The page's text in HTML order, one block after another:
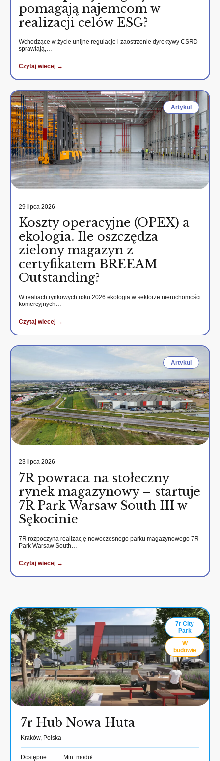
pomagają najemcom w
realizacji celów ESG?
Wchodzące w życie unijne regulacje i zaostrzenie dyrektywy CSRD
sprawiają,…
Czytaj wiecej →
Artykul
29 lipca 2026
Koszty operacyjne (OPEX) a
ekologia. Ile oszczędza
zielony magazyn z
certyfikatem BREEAM
Outstanding?
W realiach rynkowych roku 2026 ekologia w sektorze nieruchomości
komercyjnych…
Czytaj wiecej →
Artykul
23 lipca 2026
7R powraca na stołeczny
rynek magazynowy – startuje
7R Park Warsaw South III w
Sękocinie
7R rozpoczyna realizację nowoczesnego parku magazynowego 7R
Park Warsaw South…
Czytaj wiecej →
7r City
Park
W
budowie
7r Hub Nowa Huta
Kraków, Polska
Dostępne Min. moduł